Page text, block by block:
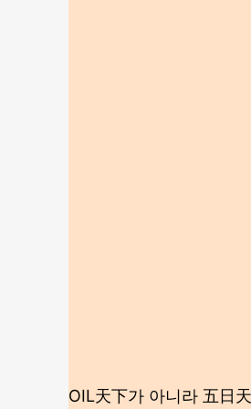
OIL天下가 아니라 五日